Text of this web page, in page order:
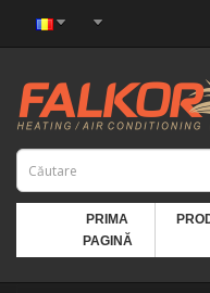
PRIMA
PAGINĂ